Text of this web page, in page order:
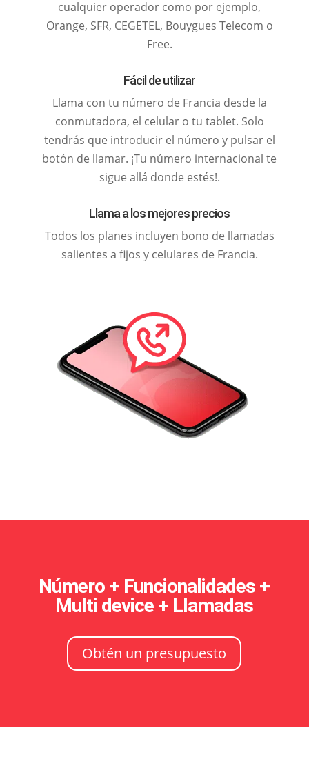
cualquier operador como por ejemplo,
Orange, SFR, CEGETEL, Bouygues Telecom o
Free.
Fácil de utilizar
Llama con tu número de Francia desde la
conmutadora, el celular o tu tablet. Solo
tendrás que introducir el número y pulsar el
botón de llamar. ¡Tu número internacional te
sigue allá donde estés!.
Llama a los mejores precios
Todos los planes incluyen bono de llamadas
salientes a fijos y celulares de Francia.
Número + Funcionalidades +
Multi device + Llamadas
Obtén un presupuesto